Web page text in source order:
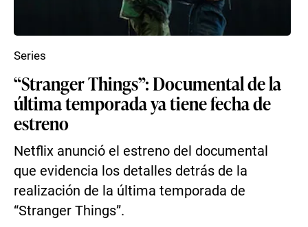
“Stranger Things”: Documental de la
última temporada ya tiene fecha de
estreno
Netflix anunció el estreno del documental
que evidencia los detalles detrás de la
realización de la última temporada de
“Stranger Things”.
Series